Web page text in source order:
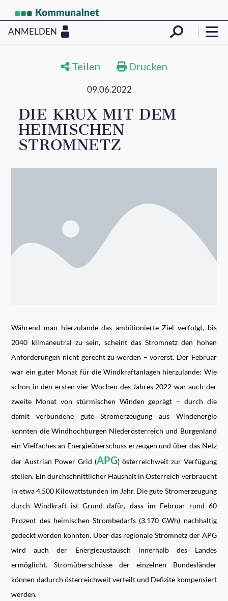
ANMELDEN
Teilen Drucken
09.06.2022
DIE KRUX MIT DEM
HEIMISCHEN
STROMNETZ
Während man hierzulande das ambitionierte Ziel verfolgt, bis
2040 klimaneutral zu sein, scheint das Stromnetz den hohen
Anforderungen nicht gerecht zu werden – vorerst. Der Februar
war ein guter Monat für die Windkraftanlagen hierzulande: Wie
schon in den ersten vier Wochen des Jahres 2022 war auch der
zweite Monat von stürmischen Winden geprägt – durch die
damit verbundene gute Stromerzeugung aus Windenergie
konnten die Windhochburgen Niederösterreich und Burgenland
ein Vielfaches an Energieüberschuss erzeugen und über das Netz
der Austrian Power Grid (APG) österreichweit zur Verfügung
stellen. Ein durchschnittlicher Haushalt in Österreich verbraucht
in etwa 4.500 Kilowattstunden im Jahr. Die gute Stromerzeugung
durch Windkraft ist Grund dafür, dass im Februar rund 60
Prozent des heimischen Strombedarfs (3.170 GWh) nachhaltig
gedeckt werden konnten. Über das regionale Stromnetz der APG
wird auch der Energieaustausch innerhalb des Landes
ermöglicht. Stromüberschüsse der einzelnen Bundesländer
können dadurch österreichweit verteilt und Defizite kompensiert
werden.